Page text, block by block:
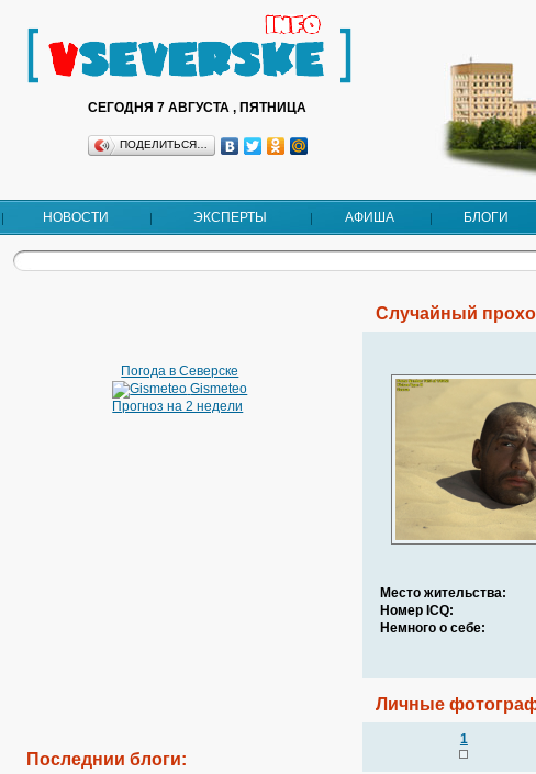
СЕГОДНЯ 7 АВГУСТА , ПЯТНИЦА
ПОДЕЛИТЬСЯ…
НОВОСТИ ЭКСПЕРТЫ АФИША БЛОГИ
Погода в Северске
Gismeteo
Прогноз на 2 недели
Последнии блоги:
Случайный
Место жительства:
Номер ICQ:
Немного о себе:
Личные
1